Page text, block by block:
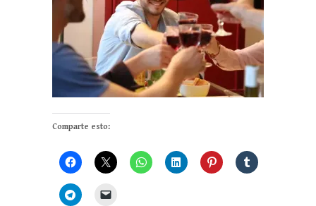
Comparte esto: